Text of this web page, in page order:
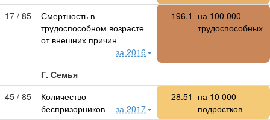
17 / 85
Смертность в
трудоспособном возрасте
от внешних причин
за 2016
196.1 на 100 000
трудоспособных
Г. Семья
45 / 85
Количество
беспризорников
за 2017
28.51 на 10 000
подростков